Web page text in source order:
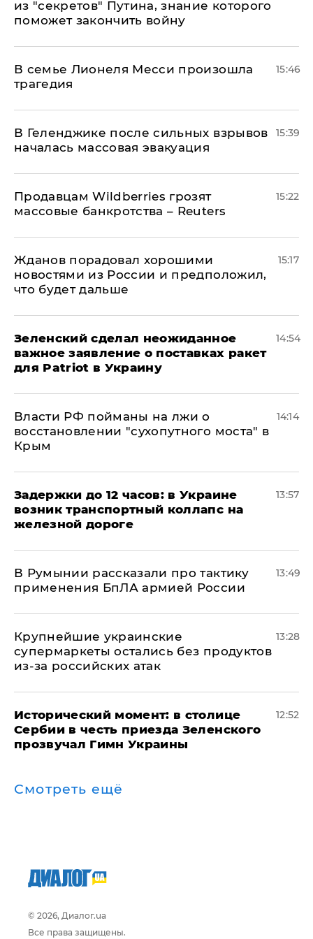
из "секретов" Путина, знание которого
поможет закончить войну
В семье Лионеля Месси произошла
трагедия
15:46
В Геленджике после сильных взрывов
началась массовая эвакуация
15:39
Продавцам Wildberries грозят
массовые банкротства – Reuters
15:22
Жданов порадовал хорошими
новостями из России и предположил,
что будет дальше
15:17
Зеленский сделал неожиданное
важное заявление о поставках ракет
для Patriot в Украину
14:54
Власти РФ пойманы на лжи о
восстановлении "сухопутного моста" в
Крым
14:14
Задержки до 12 часов: в Украине
возник транспортный коллапс на
железной дороге
13:57
В Румынии рассказали про тактику
применения БпЛА армией России
13:49
Крупнейшие украинские
супермаркеты остались без продуктов
из-за российских атак
13:28
Исторический момент: в столице
Сербии в честь приезда Зеленского
прозвучал Гимн Украины
12:52
Смотреть ещё
© 2026, Диалог.ua
Все права защищены.